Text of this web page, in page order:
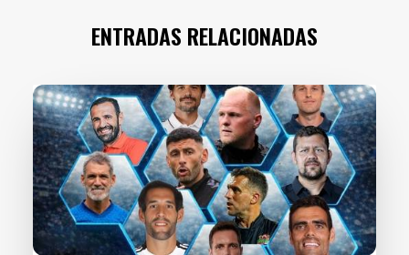
ENTRADAS RELACIONADAS